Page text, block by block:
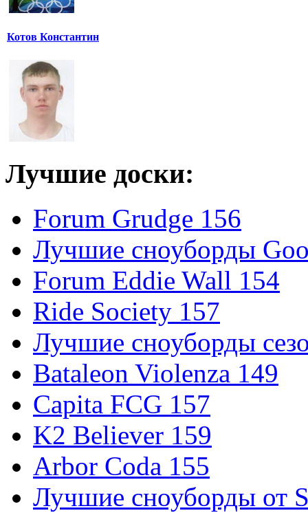
Котов Константин
Лучшие доски:
Forum Grudge 156
Лучшие сноуборды
Forum Eddie Wall 154
Ride Society 157
Лучшие сноуборды
Bataleon Violenza 149
Capita FCG 157
K2 Believer 159
Arbor Coda 155
Лучшие сноуборды от